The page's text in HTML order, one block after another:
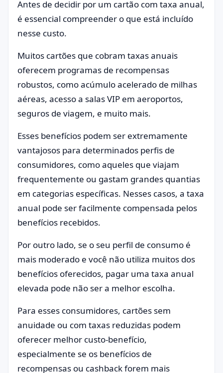
Antes de decidir por um cartão com taxa anual,
é essencial compreender o que está incluído
nesse custo.
Muitos cartões que cobram taxas anuais
oferecem programas de recompensas
robustos, como acúmulo acelerado de milhas
aéreas, acesso a salas VIP em aeroportos,
seguros de viagem, e muito mais.
Esses benefícios podem ser extremamente
vantajosos para determinados perfis de
consumidores, como aqueles que viajam
frequentemente ou gastam grandes quantias
em categorias específicas. Nesses casos, a taxa
anual pode ser facilmente compensada pelos
benefícios recebidos.
Por outro lado, se o seu perfil de consumo é
mais moderado e você não utiliza muitos dos
benefícios oferecidos, pagar uma taxa anual
elevada pode não ser a melhor escolha.
Para esses consumidores, cartões sem
anuidade ou com taxas reduzidas podem
oferecer melhor custo-benefício,
especialmente se os benefícios de
recompensas ou cashback forem mais